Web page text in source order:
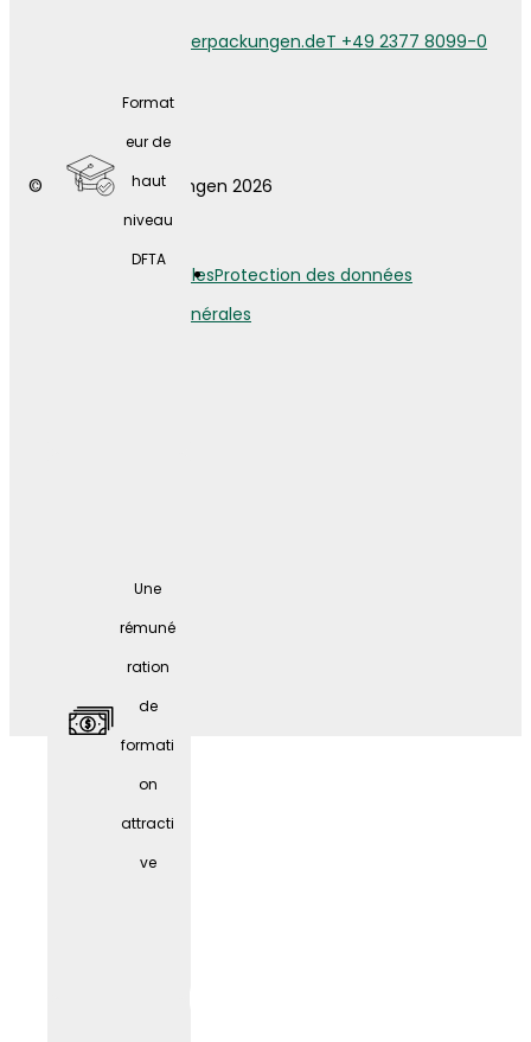
l de
possibi
lités de
formati
on
contin
ue
Format
eur de
haut
niveau
DFTA
Une
rémuné
ration
de
formati
on
attracti
ve
info@weberverpackungen.deT +49 2377 8099-0
© Weber Verpackungen 2026
Mentions légalesProtection des données
Conditions générales